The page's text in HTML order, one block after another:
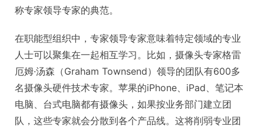
称专家领导专家的典范。
在职能型组织中，专家领导专家意味着特定领域的专业
人士可以聚集在一起相互学习。比如，摄像头专家格雷
厄姆·汤森（Graham Townsend）领导的团队有600多
名摄像头硬件技术专家。苹果的iPhone、iPad、笔记本
电脑、台式电脑都有摄像头，如果按业务部门建立团
队，这些专家就会分散到各个产品线。这将削弱专业团